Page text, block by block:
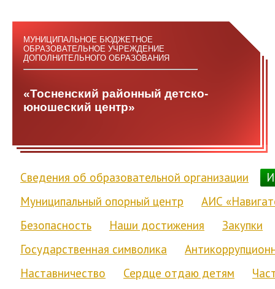
МУНИЦИПАЛЬНОЕ БЮДЖЕТНОЕ
ОБРАЗОВАТЕЛЬНОЕ УЧРЕЖДЕНИЕ
ДОПОЛНИТЕЛЬНОГО ОБРАЗОВАНИЯ
«Тосненский районный детско-
юношеский центр»
Сведения об образовательной организации
Муниципальный опорный центр
АИС
Безопасность
Наши достижения
Закупки
Государственная символика
Наставничество
Сердце отдаю детям